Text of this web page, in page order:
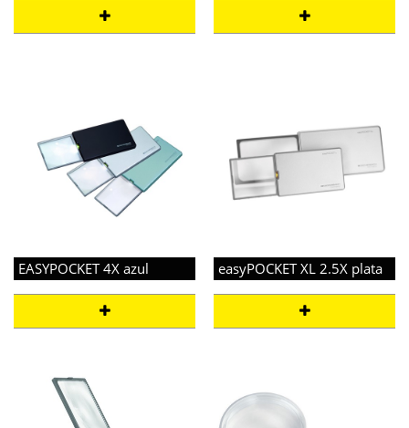
EASYPOCKET 4X azul easyPOCKET XL 2.5X plata